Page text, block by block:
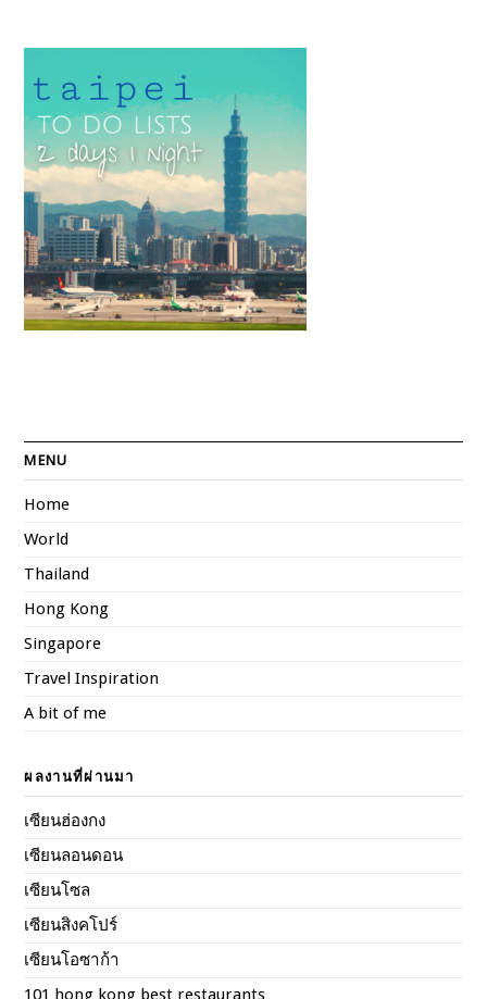
MENU
Home
World
Thailand
Hong Kong
Singapore
Travel Inspiration
A bit of me
ผลงานที่ผ่านมา
เซียนฮ่องกง
เซียนลอนดอน
เซียนโซล
เซียนสิงคโปร์
เซียนโอซาก้า
101 hong kong best restaurants